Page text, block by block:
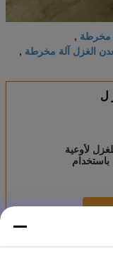
مخرطة ,
الغزل آلة مخرطة ,
ل
لأوعية
باستخدام
غزل